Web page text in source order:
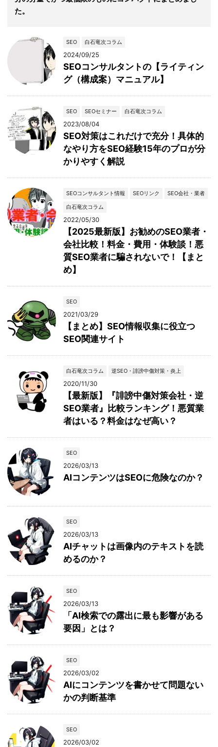
た。
SEO 白石竜次コラム
2024/09/25
SEOコンサルタントの【ライティン
グ（構成案）マニュアル】
SEO SEOセミナー 白石竜次コラム
2023/08/04
SEO対策はこれだけで充分！具体的
なやり方をSEO経験15年のプロが分
かりやすく解説
SEOコンサルタント情報 SEOリンク
SEO会社・業者
白石竜次コラム
2022/05/30
【2025最新版】お勧めのSEO業者・
会社比較！料金・費用・体験談！悪
質SEO業者に騙されないで！【まと
め】
SEO
2021/03/29
【まとめ】SEO情報収集に役立つ
SEO関連サイト
白石竜次コラム 逆SEO・誹謗中傷対策・炎上
2020/11/30
【最新版】『誹謗中傷対策会社・逆
SEO業者』比較ランキング！悪質業
者はいる？料金はなぜ高い？
SEO
2026/03/13
AIコンテンツはSEOに危険なのか？
SEO
2026/03/13
AIチャットは画像内のテキストを読
めるのか？
SEO
2026/03/13
「AI検索での露出に最も影響がある
要因」とは？
SEO
2026/03/02
AIにコンテンツを書かせて問題ない
かの判断基準
SEO
2026/03/02